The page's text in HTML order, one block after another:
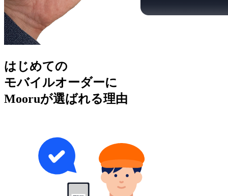
はじめての
モバイルオーダーに
Mooruが選ばれる理由